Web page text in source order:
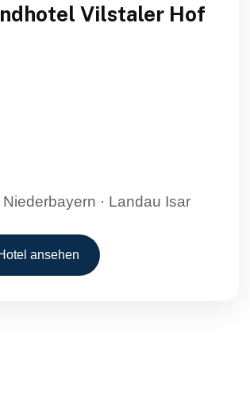
Vilstaler Hof
Niederbayern · Landau Isar
ansehen